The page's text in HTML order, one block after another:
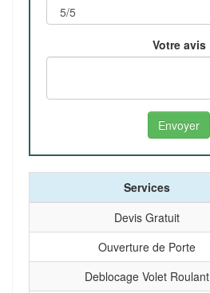
Votre avis
Services
Devis Gratuit
Ouverture de Porte
Deblocage Volet Roulant